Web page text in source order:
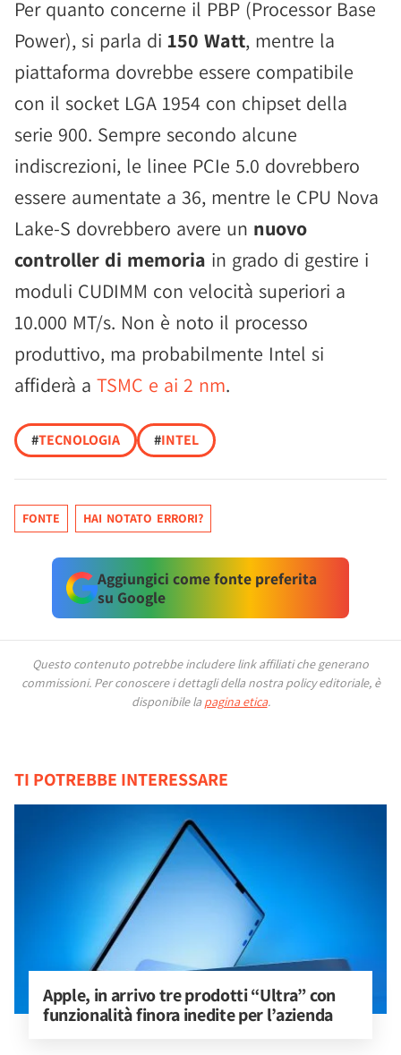
Per quanto concerne il PBP (Processor Base
Power), si parla di 150 Watt, mentre la
piattaforma dovrebbe essere compatibile
con il socket LGA 1954 con chipset della
serie 900. Sempre secondo alcune
indiscrezioni, le linee PCIe 5.0 dovrebbero
essere aumentate a 36, mentre le CPU Nova
Lake-S dovrebbero avere un nuovo
controller di memoria in grado di gestire i
moduli CUDIMM con velocità superiori a
10.000 MT/s. Non è noto il processo
produttivo, ma probabilmente Intel si
affiderà a TSMC e ai 2 nm.
#TECNOLOGIA #INTEL
FONTE HAI NOTATO ERRORI?
Aggiungici come fonte preferita
su Google
Questo contenuto potrebbe includere link affiliati che generano
commissioni. Per conoscere i dettagli della nostra policy editoriale, è
disponibile la pagina etica.
TI POTREBBE INTERESSARE
Apple, in arrivo tre prodotti “Ultra” con
funzionalità finora inedite per l’azienda